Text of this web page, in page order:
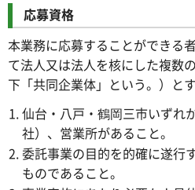
応募資格
本業務に応募することができる
て法人又は法人を核にした複数
下「共同企業体」という。）とす
仙台・八戸・鶴岡三市いずれ
社）、営業所があること。
委託事業の目的を的確に遂行
ものであること。